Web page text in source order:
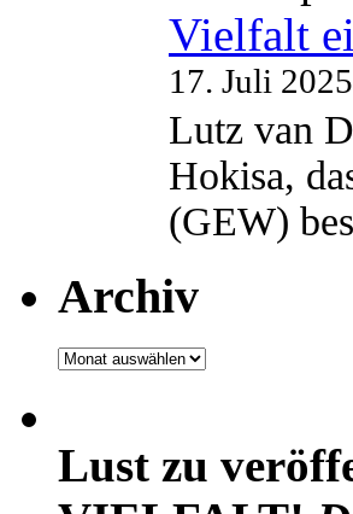
Vielfalt
17. Juli 2025
Lutz van
Hokisa,
(GEW)
Archiv
Archiv
Lust zu